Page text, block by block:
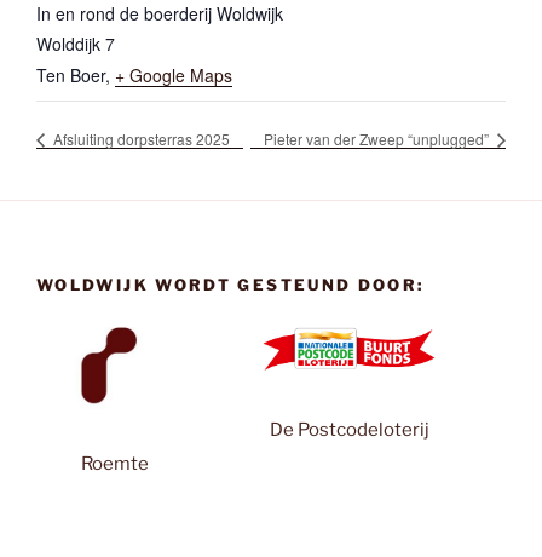
In en rond de boerderij Woldwijk
Wolddijk 7
Ten Boer, + Google Maps
Afsluiting dorpsterras 2025 Pieter van der Zweep “unplugged”
WOLDWIJK WORDT GESTEUND DOOR:
Roemte
De Postcodeloterij